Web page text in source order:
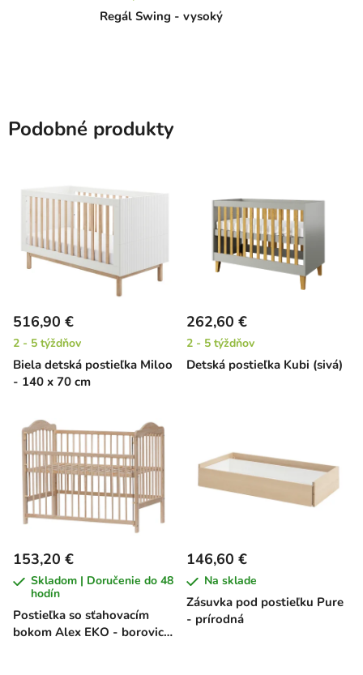
Regál Swing - vysoký
Podobné produkty
Biela detská postieľka Miloo
- 140 x 70 cm
516,90 €
2 - 5 týždňov
Detská postieľka Kubi (sivá)
262,60 €
2 - 5 týždňov
Postieľka so sťahovacím
bokom Alex EKO - borovica,
153,20 €
Skladom | Doručenie do 48
hodín
Zásuvka pod postieľku Pure
- prírodná
146,60 €
Na sklade